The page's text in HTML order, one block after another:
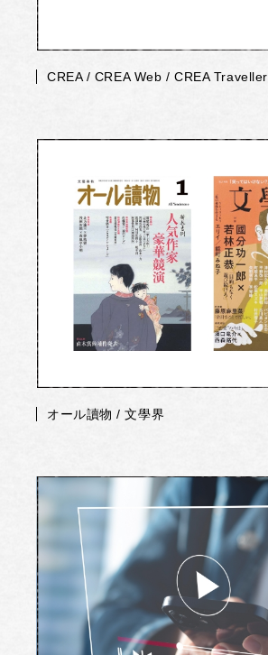
CREA / CREA Web / CREA Traveller
オール讀物 / 文學界